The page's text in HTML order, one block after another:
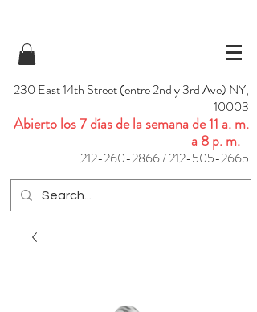
230 East 14th Street (entre 2nd y 3rd Ave) NY,
10003
Abierto los 7 días de la semana de 11 a. m.
a 8 p. m.
212-260-2866/212-505-2665